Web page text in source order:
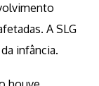
A SLG
infância.